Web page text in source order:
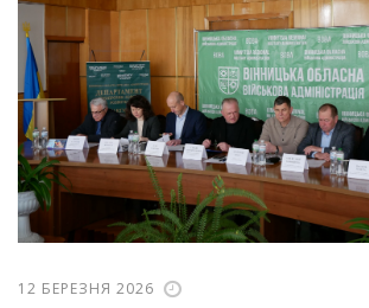
12 БЕРЕЗНЯ 2026